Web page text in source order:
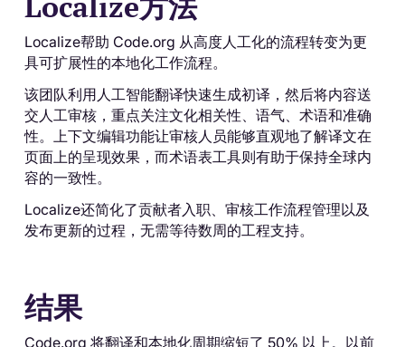
Localize帮助 Code.org 从高度人工化的流程转变为更
具可扩展性的本地化工作流程。
该团队利用人工智能翻译快速生成初译，然后将内容送
交人工审核，重点关注文化相关性、语气、术语和准确
性。上下文编辑功能让审核人员能够直观地了解译文在
页面上的呈现效果，而术语表工具则有助于保持全球内
容的一致性。
Localize还简化了贡献者入职、审核工作流程管理以及
发布更新的过程，无需等待数周的工程支持。
结果
Code.org 将翻译和本地化周期缩短了 50% 以上。以前